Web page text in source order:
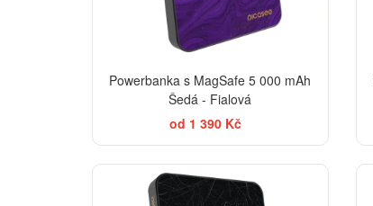
Powerbanka s MagSafe 5 000 mAh
Šedá - Fialová
od 1 390 Kč